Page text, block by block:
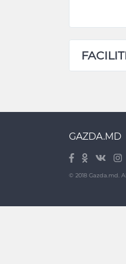
GAZDA.MD
© 2018 Gazda.md.